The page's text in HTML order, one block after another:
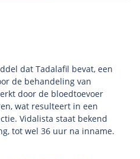
dat Tadalafil bevat, een
de behandeling van
door de bloedtoevoer
wat resulteert in een
Vidalista staat bekend
tot wel 36 uur na inname.